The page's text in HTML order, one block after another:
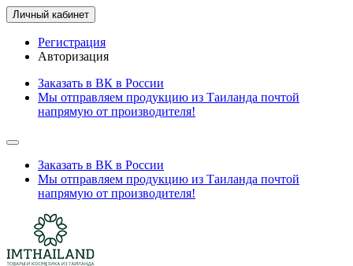
Личный кабинет
Регистрация
Авторизация
Заказать в ВК в России
Мы отправляем продукцию из Таиланда почтой
напрямую от производителя!
Заказать в ВК в России
Мы отправляем продукцию из Таиланда почтой
напрямую от производителя!